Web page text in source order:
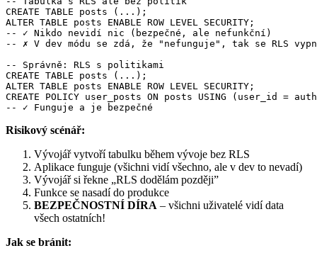
CREATE TABLE posts (...);
ALTER TABLE posts ENABLE ROW LEVEL SECURITY;
-- ✓ Nikdo nevidí nic (bezpečné, ale nefunkční)
-- ✗ V dev módu se zdá, že "nefunguje", tak se RLS
-- Správně: RLS s politikami
CREATE TABLE posts (...);
ALTER TABLE posts ENABLE ROW LEVEL SECURITY;
CREATE POLICY user_posts ON posts USING (user_id =
-- ✓ Funguje a je bezpečné
Risikový scénář:
Vývojář vytvoří tabulku během vývoje bez RLS
Aplikace funguje (všichni vidí všechno, ale v dev to nevadí)
Vývojář si řekne „RLS dodělám později”
Funkce se nasadí do produkce
BEZPEČNOSTNÍ DÍRA – všichni uživatelé vidí data
všech ostatních!
Jak se bránit: